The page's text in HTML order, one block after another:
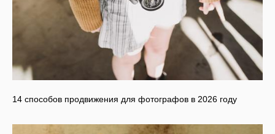
14 способов продвижения для фотографов в 2026 году